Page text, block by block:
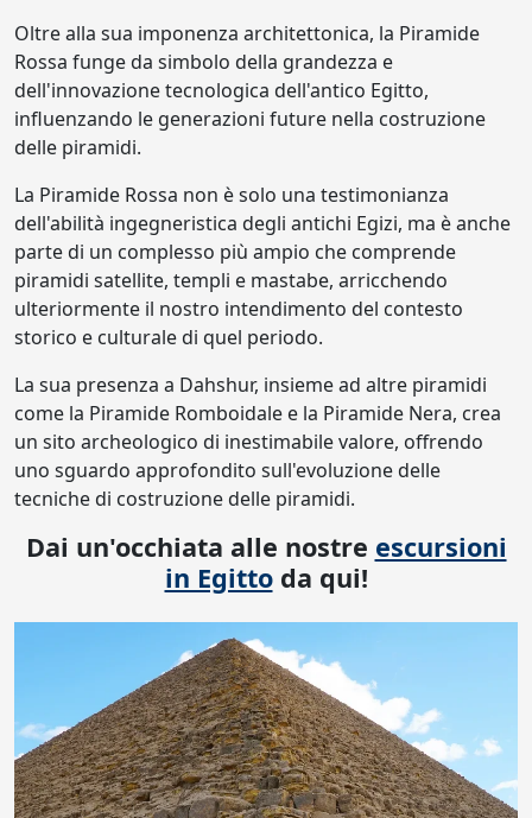
Oltre alla sua imponenza architettonica, la Piramide
Rossa funge da simbolo della grandezza e
dell'innovazione tecnologica dell'antico Egitto,
influenzando le generazioni future nella costruzione
delle piramidi.
La Piramide Rossa non è solo una testimonianza
dell'abilità ingegneristica degli antichi Egizi, ma è anche
parte di un complesso più ampio che comprende
piramidi satellite, templi e mastabe, arricchendo
ulteriormente il nostro intendimento del contesto
storico e culturale di quel periodo.
La sua presenza a Dahshur, insieme ad altre piramidi
come la Piramide Romboidale e la Piramide Nera, crea
un sito archeologico di inestimabile valore, offrendo
uno sguardo approfondito sull'evoluzione delle
tecniche di costruzione delle piramidi.
Dai un'occhiata alle nostre escursioni
in Egittoda qui!